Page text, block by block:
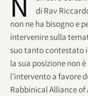
di Rav
non ne ha bisogno e
intervenire sulla
suo tanto contestato
la sua posizione non
l’intervento a favore
Rabbinical Alliance